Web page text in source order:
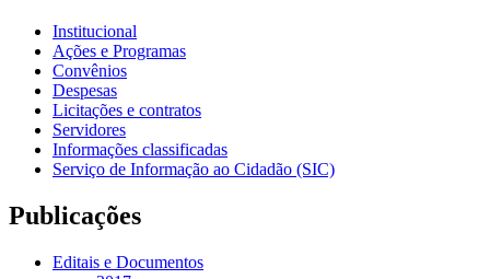
Institucional
Ações e Programas
Convênios
Despesas
Licitações e contratos
Servidores
Informações classificadas
Serviço de Informação ao Cidadão (SIC)
Publicações
Editais e Documentos